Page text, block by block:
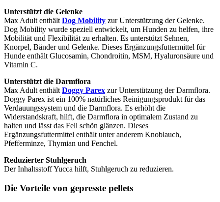
Unterstützt die Gelenke
Max Adult enthält Dog Mobility zur Unterstützung der Gelenke.
Dog Mobility wurde speziell entwickelt, um Hunden zu helfen, ihre
Mobilität und Flexibilität zu erhalten. Es unterstützt Sehnen,
Knorpel, Bänder und Gelenke. Dieses Ergänzungsfuttermittel für
Hunde enthält Glucosamin, Chondroitin, MSM, Hyaluronsäure und
Vitamin C.
Unterstützt die Darmflora
Max Adult enthält Doggy Parex zur Unterstützung der Darmflora.
Doggy Parex ist ein 100% natürliches Reinigungsprodukt für das
Verdauungssystem und die Darmflora. Es erhöht die
Widerstandskraft, hilft, die Darmflora in optimalem Zustand zu
halten und lässt das Fell schön glänzen. Dieses
Ergänzungsfuttermittel enthält unter anderem Knoblauch,
Pfefferminze, Thymian und Fenchel.
Reduzierter Stuhlgeruch
Der Inhaltsstoff Yucca hilft, Stuhlgeruch zu reduzieren.
Die Vorteile von gepresste pellets